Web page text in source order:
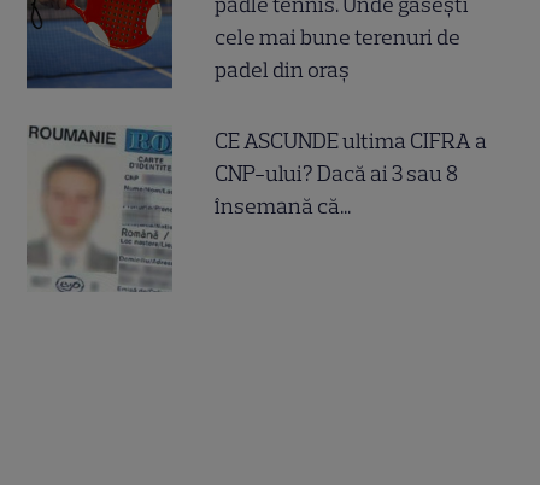
cele mai bune terenuri de
padel din oraș
CE ASCUNDE ultima CIFRA a
CNP-ului? Dacă ai 3 sau 8
însemană că...